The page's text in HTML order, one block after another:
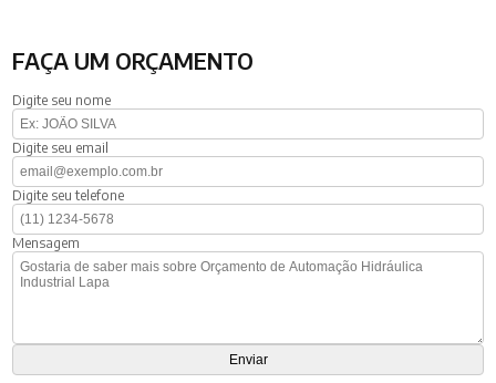
FAÇA UM ORÇAMENTO
Digite seu nome
Digite seu email
Digite seu telefone
Mensagem